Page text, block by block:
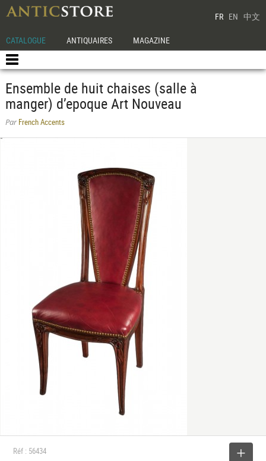
FR EN 中文
CATALOGUE ANTIQUAIRES MAGAZINE
Ensemble de huit chaises (salle à
manger) d’epoque Art Nouveau
ParFrench Accents
Réf : 56434